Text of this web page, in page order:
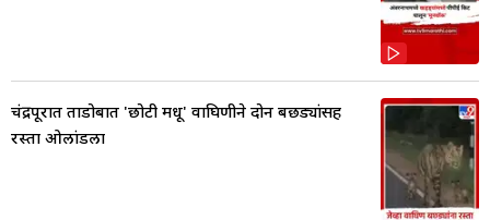
चंद्रपूरात ताडोबात 'छोटी मधू' वाघिणीने दोन बछड्यांसह
रस्ता ओलांडला